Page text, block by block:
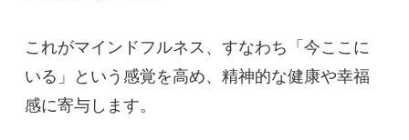
これがマインドフルネス、すなわち「今ここに
いる」という感覚を高め、精神的な健康や幸福
感に寄与します。